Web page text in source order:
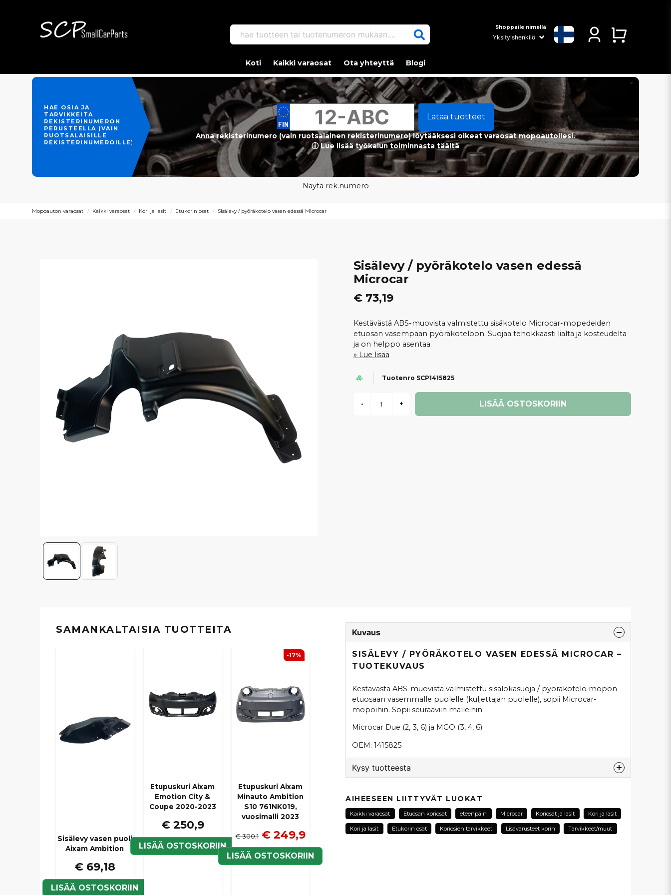
hae tuotteen tai tuotenumeron mukaan.... Shoppaile nimellä
Koti Kaikki varaosat Ota yhteyttä Blogi
HAE OSIA JA
TARVIKKEITA
REKISTERINUMERON
PERUSTEELLA (VAIN
RUOTSALAISILLE
REKISTERINUMEROILLE)
Lataa tuotteet
Anna rekisterinumero (vain ruotsalainen rekisterinumero) löytääksesi oikeat varaosat mopoautollesi.
ⓘ Lue lisää työkalun toiminnasta täältä
Näytä rek.numero
Mopoauton varaosat Kaikki varaosat Kori ja lasit Etukorin osat Sisälevy / pyöräkotelo vasen edessä Microcar
Sisälevy / pyöräkotelo vasen edessä
Microcar
€ 73,19
Kestävästä ABS-muovista valmistettu sisäkotelo Microcar-mopedeiden
etuosan vasempaan pyöräkoteloon. Suojaa tehokkaasti lialta ja kosteudelta
ja on helppo asentaa.
Lue lisää
Tuotenro SCP1415825
- + LISÄÄ OSTOSKORIIN
SAMANKALTAISIA ​​TUOTTEITA
Sisälevy vasen puoli
Aixam Ambition
€ 69,18
LISÄÄ OSTOSKORIIN
Etupuskuri Aixam
Emotion City &
Coupe 2020-2023
€ 250,9
LISÄÄ OSTOSKORIIN
Etupuskuri Aixam
Minauto Ambition
S10 761NK019,
vuosimalli 2023
€ 300,1 € 249,9
LISÄÄ OSTOSKORIIN
-17%
Kuvaus
SISÄLEVY / PYÖRÄKOTELO VASEN EDESSÄ MICROCAR –
TUOTEKUVAUS
Kestävästä ABS-muovista valmistettu sisälokasuoja / pyöräkotelo mopon
etuosaan vasemmalle puolelle (kuljettajan puolelle), sopii Microcar-
mopoihin. Sopii seuraaviin malleihin:
Microcar Due (2, 3, 6) ja MGO (3, 4, 6)
OEM: 1415825
Kysy tuotteesta
Kysy meiltä tästä tuotteesta...
AIHEESEEN LIITTYVÄT LUOKAT
Kaikki varaosat Etuosan koriosat eteenpäin Microcar Koriosat ja lasit Kori ja lasit
Kori ja lasit Etukorin osat Koriosien tarvikkeet Lisävarusteet korin Tarvikkeet/muut